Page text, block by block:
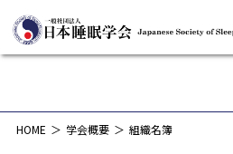
HOME 学会概要 組織名簿